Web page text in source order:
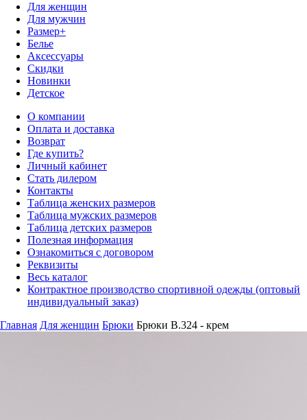
Для женщин
Для мужчин
Размер+
Белье
Аксессуары
Скидки
Новинки
Детское
О компании
Оплата и доставка
Возврат
Где купить?
Личный кабинет
Стать дилером
Контакты
Таблица женских размеров
Таблица мужских размеров
Таблица детских размеров
Полезная информация
Ознакомиться с договором
Реквизиты
Весь каталог
Контрактное производство спортивной одежды (оптовый
индивидуальный заказ)
Главная Для женщин Брюки Брюки B.324 - крем